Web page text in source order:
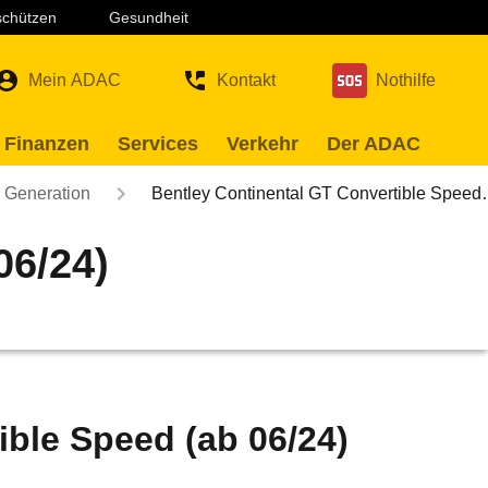
Gesundheit
Mein ADAC Kontakt Nothilfe
Services Verkehr Der ADAC
Generation Bentley Continental GT Convertible
24)
Speed (ab 06/24)